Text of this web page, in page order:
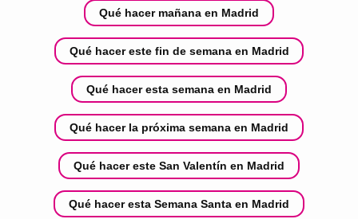
Qué hacer mañana en Madrid
Qué hacer este fin de semana en Madrid
Qué hacer esta semana en Madrid
Qué hacer la próxima semana en Madrid
Qué hacer este San Valentín en Madrid
Qué hacer esta Semana Santa en Madrid